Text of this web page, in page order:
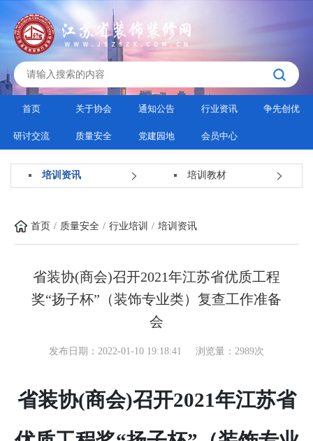
首页 关于协会 通知公告 行业资讯 争先创优
研讨交流 质量安全 党建园地 会员中心
培训资讯 培训教材
首页 质量安全 行业培训 培训资讯
省装协(商会)召开2021年江苏省优质工程
奖“扬子杯”（装饰专业类）复查工作准备
会
发布日期：2022-01-10 19:18:41 浏览量：2989次
省装协(商会)召开2021年江苏省